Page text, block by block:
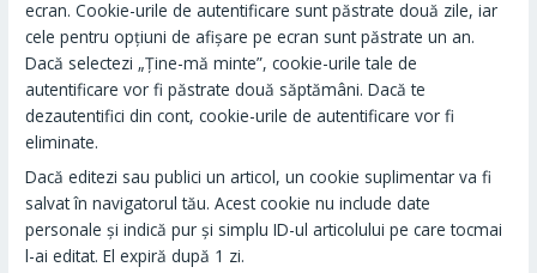
ecran. Cookie-urile de autentificare sunt păstrate două zile, iar
cele pentru opțiuni de afișare pe ecran sunt păstrate un an.
Dacă selectezi „Ține-mă minte”, cookie-urile tale de
autentificare vor fi păstrate două săptămâni. Dacă te
dezautentifici din cont, cookie-urile de autentificare vor fi
eliminate.
Dacă editezi sau publici un articol, un cookie suplimentar va fi
salvat în navigatorul tău. Acest cookie nu include date
personale și indică pur și simplu ID-ul articolului pe care tocmai
l-ai editat. El expiră după 1 zi.